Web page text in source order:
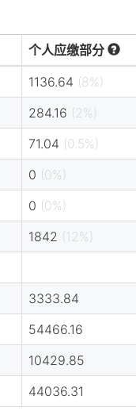
个人应缴部分
1136.64 (8%)
284.16 (2%)
71.04 (0.5%)
0 (0%)
0 (0%)
1842 (12%)
3333.84
54466.16
10429.85
44036.31